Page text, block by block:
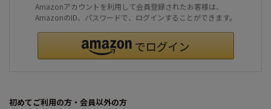
Amazonアカウントを利用して会員登録されたお客様は、
AmazonのID、パスワードで、ログインすることができます。
初めてご利用の方・会員以外の方